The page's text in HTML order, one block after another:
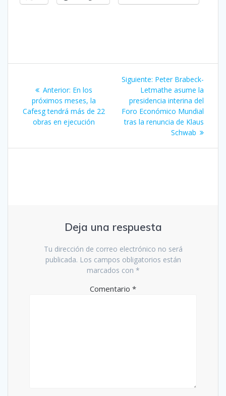
entradas
Anterior: Entrada
anterior:
En los
próximos meses, la
Cafesg tendrá más de 22
obras en ejecución
Siguiente: Siguiente
entrada:
Peter Brabeck-
Letmathe asume la
presidencia interina del
Foro Económico Mundial
tras la renuncia de Klaus
Schwab
Deja una respuesta
Tu dirección de correo electrónico no será
publicada. Los campos obligatorios están
marcados con *
Comentario *